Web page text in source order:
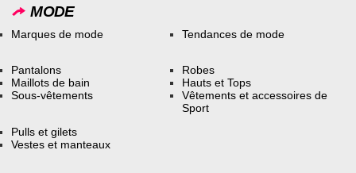
MODE
Marques de mode Tendances de mode
Pantalons
Maillots de bain
Sous-vêtements
Robes
Hauts et Tops
Vêtements et accessoires de
Sport
Pulls et gilets
Vestes et manteaux